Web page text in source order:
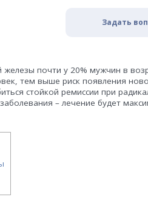
Задать
почти у 20% мужчин в
тем выше риск появления
стойкой ремиссии при
– лечение будет